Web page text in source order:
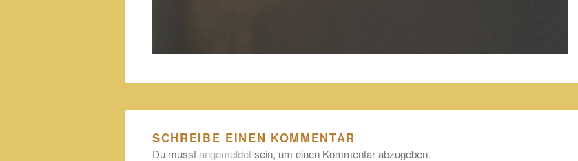
SCHREIBE EINEN KOMMENTAR
Du musstangemeldetsein, um einen Kommentar abzugeben.